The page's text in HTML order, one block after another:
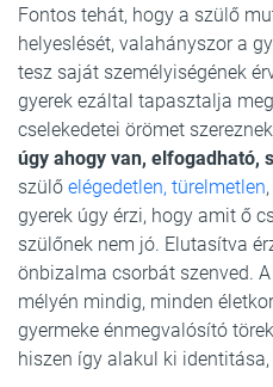
Fontos tehát, hogy a szülő
helyeslését, valahányszor a
tesz saját személyiségének
gyerek ezáltal tapasztalja
cselekedetei örömet
úgy ahogy van, elfogadható,
szülő elégedetlen, türelmetlen
gyerek úgy érzi, hogy amit ő
szülőnek nem jó. Elutasítva
önbizalma csorbát szenved.
mélyén mindig, minden
gyermeke énmegvalósító
hiszen így alakul ki